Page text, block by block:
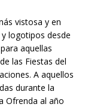
vistosa y en
logotipos desde
aquellas
las Fiestas del
A aquellos
durante la
Ofrenda al año